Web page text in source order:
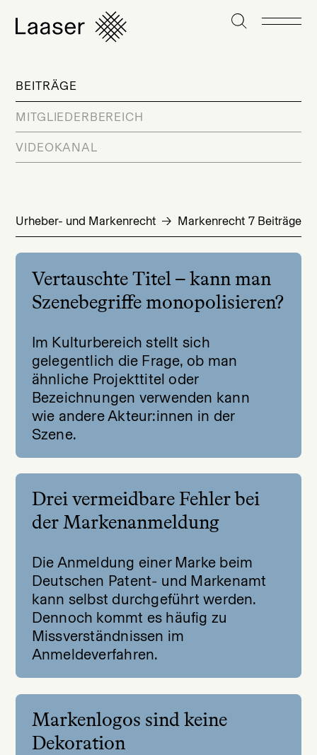
BEITRÄGE
MITGLIEDERBEREICH
VIDEOKANAL
Urheber- und Markenrecht Markenrecht 7 Beiträge
Vertauschte Titel – kann man
Szenebegriffe monopolisieren?
Im Kulturbereich stellt sich
gelegentlich die Frage, ob man
ähnliche Projekttitel oder
Bezeichnungen verwenden kann
wie andere Akteur:innen in der
Szene.
Drei vermeidbare Fehler bei
der Markenanmeldung
Die Anmeldung einer Marke beim
Deutschen Patent- und Markenamt
kann selbst durchgeführt werden.
Dennoch kommt es häufig zu
Missverständnissen im
Anmeldeverfahren.
Markenlogos sind keine
Dekoration